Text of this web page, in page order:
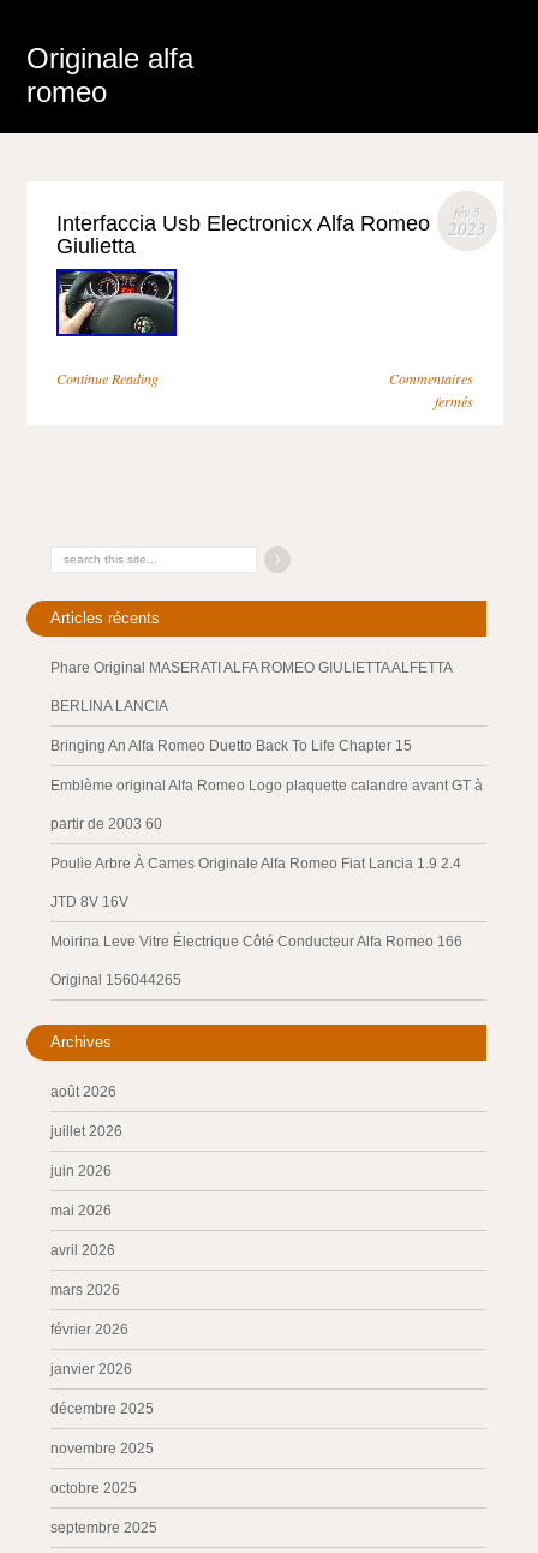
Originale alfa
romeo
fév 5
2023
Interfaccia Usb Electronicx Alfa Romeo
Giulietta
Continue Reading
Commentaires
fermés
Articles récents
Phare Original MASERATI ALFA ROMEO GIULIETTA ALFETTA
BERLINA LANCIA
Bringing An Alfa Romeo Duetto Back To Life Chapter 15
Emblème original Alfa Romeo Logo plaquette calandre avant GT à
partir de 2003 60
Poulie Arbre À Cames Originale Alfa Romeo Fiat Lancia 1.9 2.4
JTD 8V 16V
Moirina Leve Vitre Électrique Côté Conducteur Alfa Romeo 166
Original 156044265
Archives
août 2026
juillet 2026
juin 2026
mai 2026
avril 2026
mars 2026
février 2026
janvier 2026
décembre 2025
novembre 2025
octobre 2025
septembre 2025